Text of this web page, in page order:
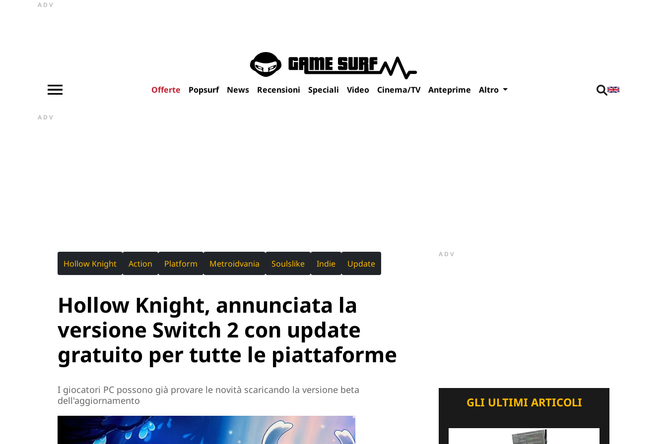
ADV
Offerte Popsurf News Recensioni Speciali Video Cinema/TV Anteprime Altro
ADV
Hollow Knight Action Platform Metroidvania Soulslike Indie Update
Hollow Knight, annunciata la
versione Switch 2 con update
gratuito per tutte le piattaforme
I giocatori PC possono già provare le novità scaricando la versione beta
dell'aggiornamento
ADV
GLI ULTIMI ARTICOLI